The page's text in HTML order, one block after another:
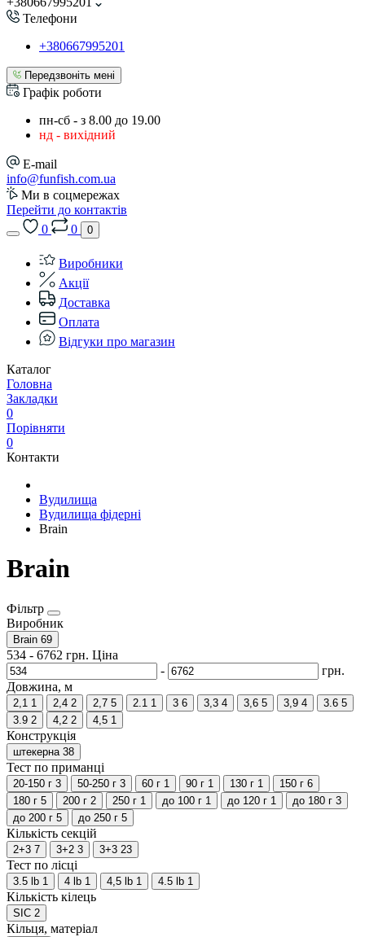
Телефони
+380667995201
Передзвоніть мені
Графік роботи
пн-сб - з 8.00 до 19.00
нд - вихідний
E-mail
info@funfish.com.ua
Ми в соцмережах
Перейти до контактів
0
0 0
Виробники
Акції
Доставка
Оплата
Відгуки про магазин
Каталог
Головна
Закладки
0
Порівняти
0
Контакти
Вудилища
Вудилища фідерні
Brain
Brain
Фільтр
Виробник
Brain 69
534 - 6762 грн. Ціна
-
грн.
Довжина, м
2,1 1 2,4 2 2,7 5 2.1 1 3 6 3,3 4 3,6 5 3,9 4 3.6 5
3.9 2 4,2 2 4,5 1
Конструкція
штекерна 38
Тест по приманці
20-150 г 3 50-250 г 3 60 г 1 90 г 1 130 г 1 150 г 6
180 г 5 200 г 2 250 г 1 до 100 г 1 до 120 г 1 до 180 г 3
до 200 г 5 до 250 г 5
Кількість секцій
2+3 7 3+2 3 3+3 23
Тест по лісці
3.5 lb 1 4 lb 1 4,5 lb 1 4.5 lb 1
Кількість кілець
SIC 2
Кільця, матеріал